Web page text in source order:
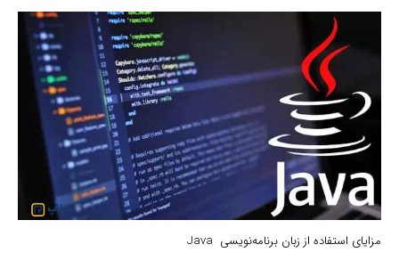
مزایای استفاده از زبان برنامه‌نویسی Java